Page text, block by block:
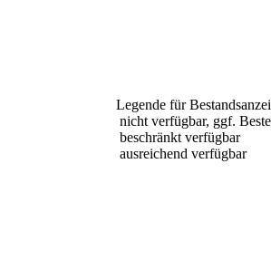
Legende für
nicht verfügbar, ggf.
beschränkt verfügbar
ausreichend verfügbar